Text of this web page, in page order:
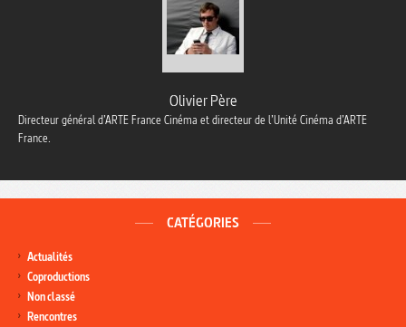
Olivier Père
Directeur général d’ARTE France Cinéma et directeur de l’Unité Cinéma d’ARTE
France.
CATÉGORIES
Actualités
Coproductions
Non classé
Rencontres